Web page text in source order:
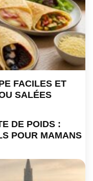
FACILES ET
SALÉES
DE POIDS :
POUR MAMANS